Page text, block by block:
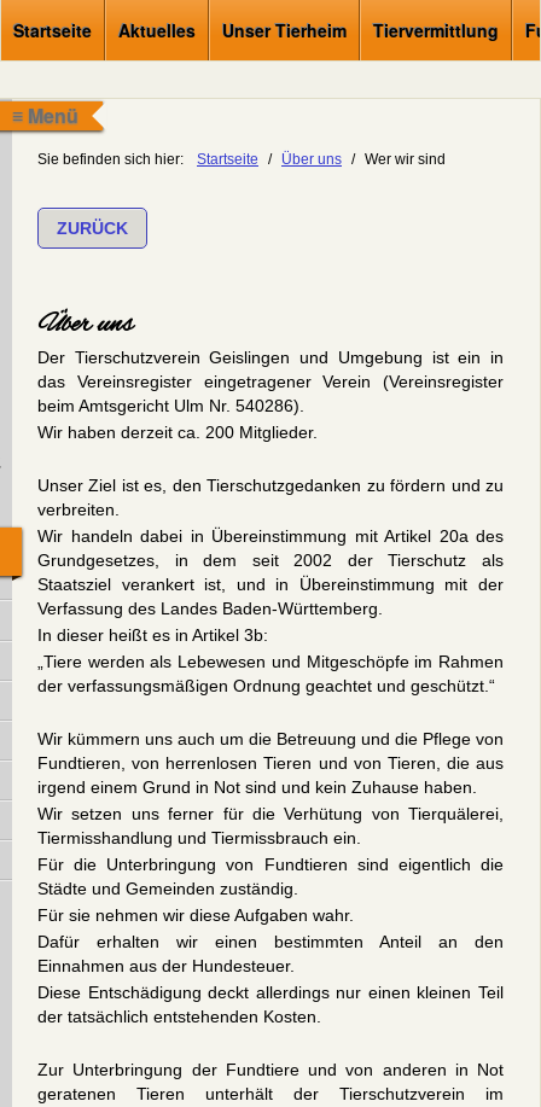
Startseite Aktuelles Unser Tierheim Tiervermittlung
≡ Menü
Sie befinden sich hier: Startseite / Über uns / Wer wir sind
ZURÜCK
Über uns
Der Tierschutzverein Geislingen und Umgebung ist ein in
das Vereinsregister eingetragener Verein (Vereinsregister
beim Amtsgericht Ulm Nr. 540286).
Wir haben derzeit ca. 200 Mitglieder.
Unser Ziel ist es, den Tierschutzgedanken zu fördern und zu
verbreiten.
Wir handeln dabei in Übereinstimmung mit Artikel 20a des
Grundgesetzes, in dem seit 2002 der Tierschutz als
Staatsziel verankert ist, und in Übereinstimmung mit der
Verfassung des Landes Baden-Württemberg.
In dieser heißt es in Artikel 3b:
„Tiere werden als Lebewesen und Mitgeschöpfe im Rahmen
der verfassungsmäßigen Ordnung geachtet und geschützt.“
Wir kümmern uns auch um die Betreuung und die Pflege von
Fundtieren, von herrenlosen Tieren und von Tieren, die aus
irgend einem Grund in Not sind und kein Zuhause haben.
Wir setzen uns ferner für die Verhütung von Tierquälerei,
Tiermisshandlung und Tiermissbrauch ein.
Für die Unterbringung von Fundtieren sind eigentlich die
Städte und Gemeinden zuständig.
Für sie nehmen wir diese Aufgaben wahr.
Dafür erhalten wir einen bestimmten Anteil an den
Einnahmen aus der Hundesteuer.
Diese Entschädigung deckt allerdings nur einen kleinen Teil
der tatsächlich entstehenden Kosten.
Zur Unterbringung der Fundtiere und von anderen in Not
geratenen Tieren unterhält der Tierschutzverein im